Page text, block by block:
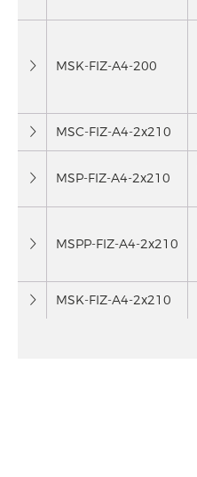
MSK-FIZ-A4-200
MSC-FIZ-A4-2x210
MSP-FIZ-A4-2x210
MSPP-FIZ-A4-2x210
MSK-FIZ-A4-2x210